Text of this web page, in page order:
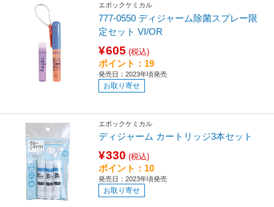
エポックケミカル
777-0550 ディジャーム除菌スプレー限
定セット VI/OR
¥605 (税込)
ポイント：19
発売日：2023年頃発売
お取り寄せ
エポックケミカル
ディジャーム カートリッジ3本セット
¥330 (税込)
ポイント：10
発売日：2023年頃発売
お取り寄せ